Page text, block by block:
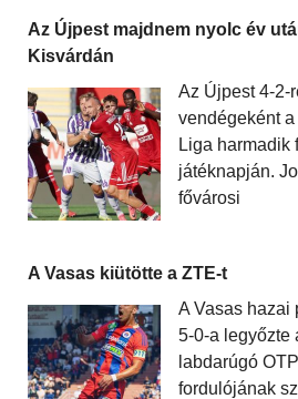
Az Újpest majdnem nyolc év
Kisvárdán
Az Újpest 4-2-
vendégeként
Liga harmadik
játéknapján.
fővárosi
A Vasas kiütötte a ZTE-t
A Vasas hazai
5-0-a legyőzte
labdarúgó
fordulójának